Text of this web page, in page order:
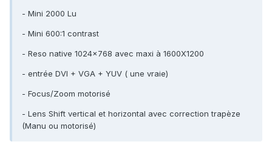
- Mini 2000 Lu
- Mini 600:1 contrast
- Reso native 1024x768 avec maxi à 1600X1200
- entrée DVI + VGA + YUV ( une vraie)
- Focus/Zoom motorisé
- Lens Shift vertical et horizontal avec correction trapèze
(Manu ou motorisé)